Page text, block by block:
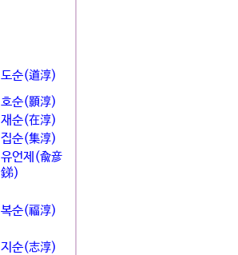
도순(道淳)
호순(顥淳)
재순(在淳)
집순(集淳)
유언제(兪彦
銻)
복순(福淳)
지순(志淳)